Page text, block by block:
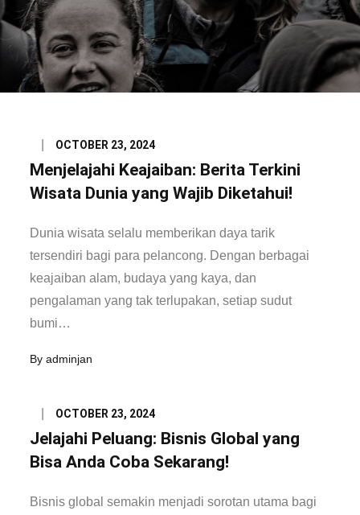
Posted
on
OCTOBER 23, 2024
Menjelajahi Keajaiban: Berita Terkini
Wisata Dunia yang Wajib Diketahui!
Dunia wisata selalu memberikan daya tarik
tersendiri bagi para pelancong. Dengan berbagai
keajaiban alam, budaya yang kaya, dan
pengalaman yang tak terlupakan, setiap sudut
bumi…
Byadminjan
Posted
on
OCTOBER 23, 2024
Jelajahi Peluang: Bisnis Global yang
Bisa Anda Coba Sekarang!
Bisnis global semakin menjadi sorotan utama bagi